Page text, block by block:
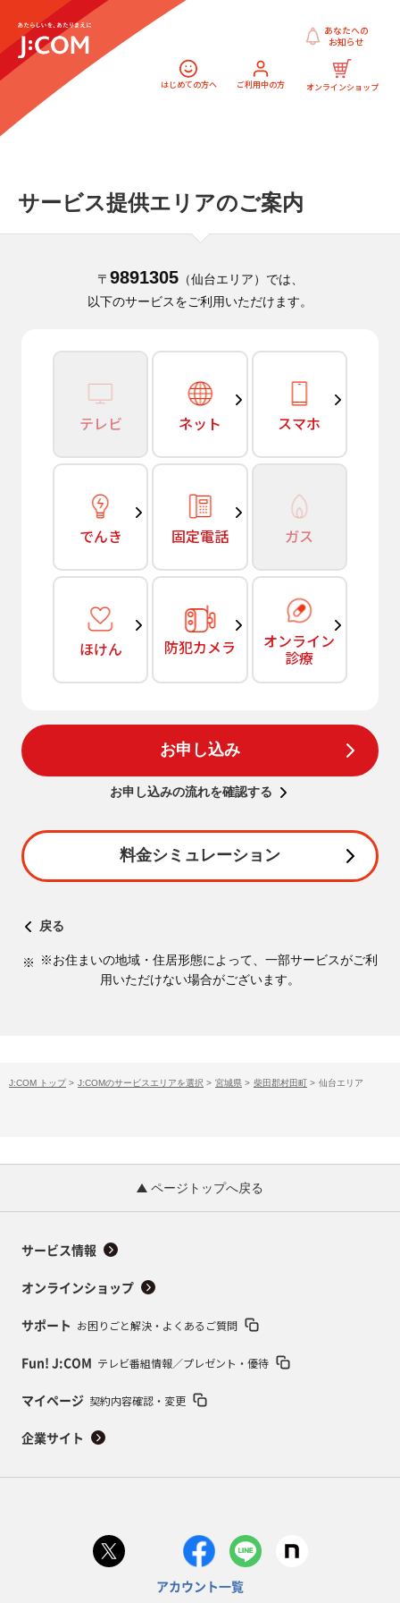
はじめての方へ ご利用中の方 オンラインショップ
あなたへの
お知らせ
サービス提供エリアのご案内
〒 9891305（仙台エリア）では、
以下のサービスをご利用いただけます。
テレビ ネット スマホ
でんき 固定電話 ガス
ほけん 防犯カメラ オンライン
診療
お申し込み
お申し込みの流れを確認する
料金シミュレーション
戻る
※お住まいの地域・住居形態によって、一部サービスがご利
用いただけない場合がございます。
J:COM トップ > J:COMのサービスエリアを選択 > 宮城県 > 柴田郡村田町 > 仙台エリア
ページトップへ戻る
サービス情報
オンラインショップ
サポート お困りごと解決・よくあるご質問
Fun! J:COM テレビ番組情報／プレゼント・優待
マイページ 契約内容確認・変更
企業サイト
アカウント一覧